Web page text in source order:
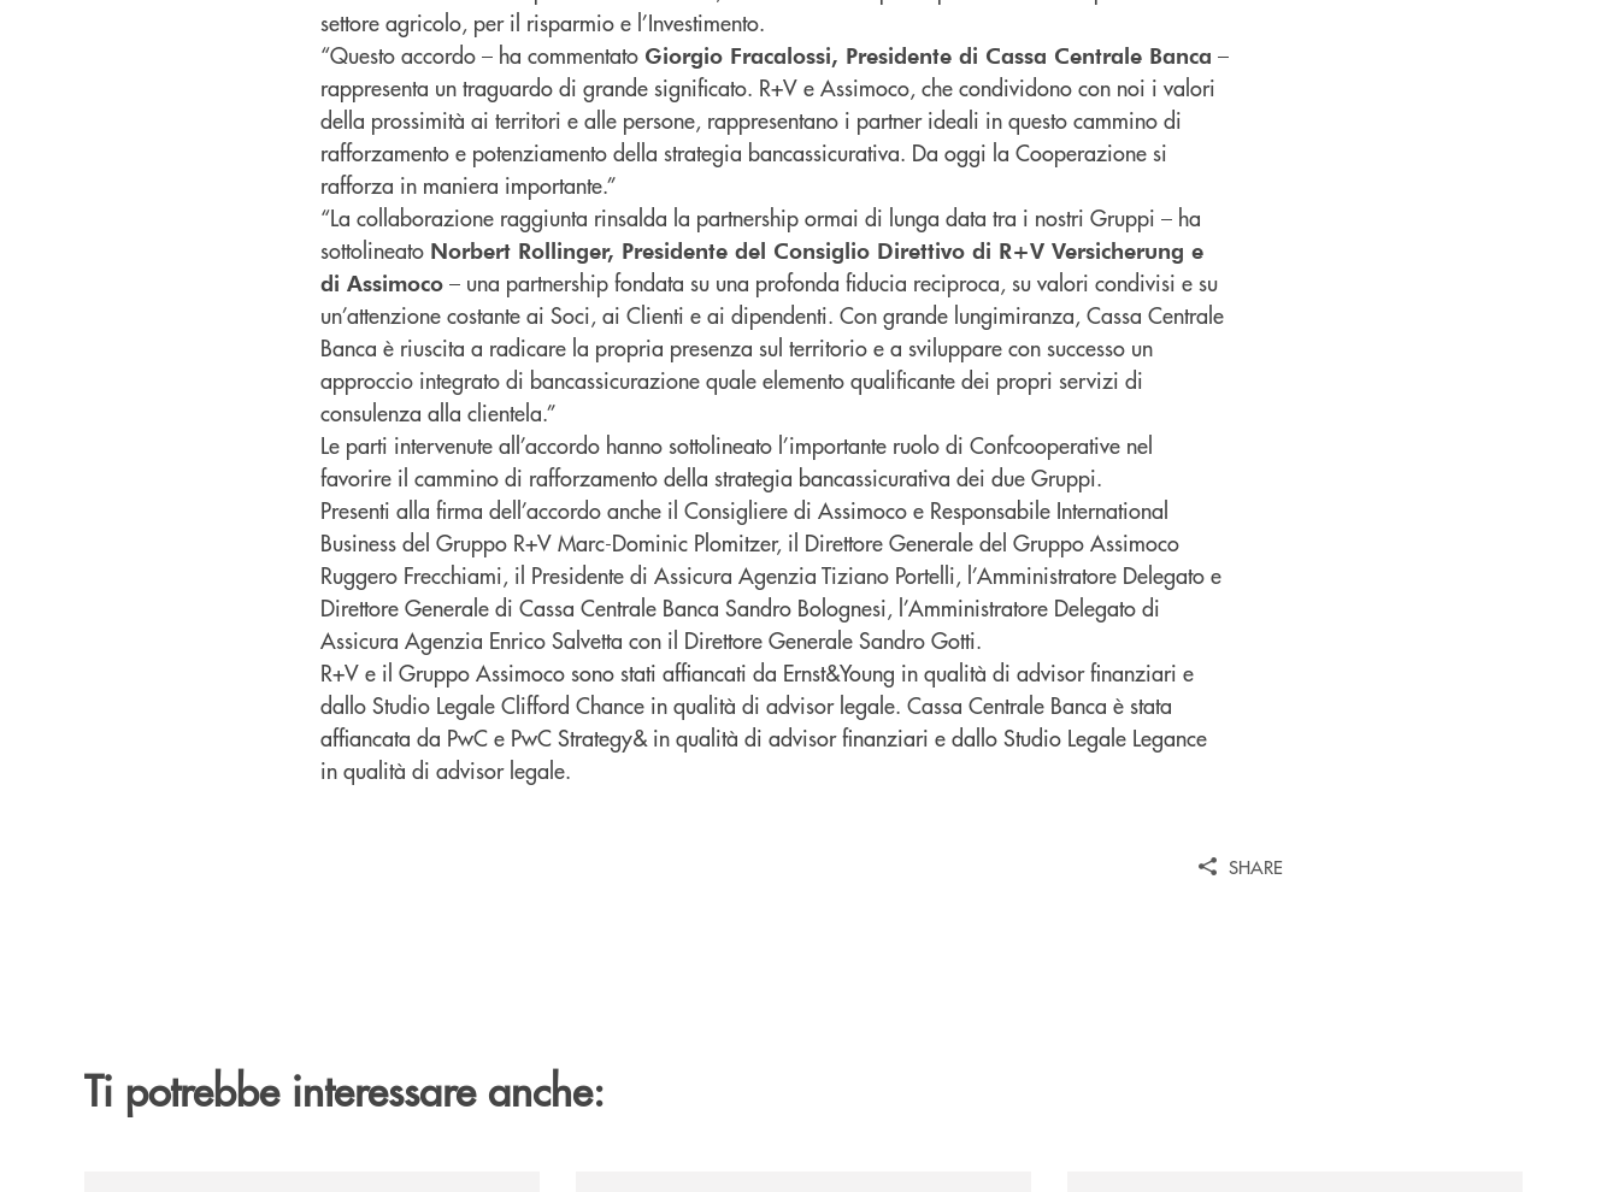
settore agricolo, per il risparmio e l’Investimento.
“Questo accordo – ha commentato Giorgio Fracalossi, Presidente di Cassa Centrale Banca –
rappresenta un traguardo di grande significato. R+V e Assimoco, che condividono con noi i valori
della prossimità ai territori e alle persone, rappresentano i partner ideali in questo cammino di
rafforzamento e potenziamento della strategia bancassicurativa. Da oggi la Cooperazione si
rafforza in maniera importante.”
“La collaborazione raggiunta rinsalda la partnership ormai di lunga data tra i nostri Gruppi – ha
sottolineato Norbert Rollinger, Presidente del Consiglio Direttivo di R+V Versicherung e
di Assimoco – una partnership fondata su una profonda fiducia reciproca, su valori condivisi e su
un’attenzione costante ai Soci, ai Clienti e ai dipendenti. Con grande lungimiranza, Cassa Centrale
Banca è riuscita a radicare la propria presenza sul territorio e a sviluppare con successo un
approccio integrato di bancassicurazione quale elemento qualificante dei propri servizi di
consulenza alla clientela.”
Le parti intervenute all’accordo hanno sottolineato l’importante ruolo di Confcooperative nel
favorire il cammino di rafforzamento della strategia bancassicurativa dei due Gruppi.
Presenti alla firma dell’accordo anche il Consigliere di Assimoco e Responsabile International
Business del Gruppo R+V Marc-Dominic Plomitzer, il Direttore Generale del Gruppo Assimoco
Ruggero Frecchiami, il Presidente di Assicura Agenzia Tiziano Portelli, l’Amministratore Delegato e
Direttore Generale di Cassa Centrale Banca Sandro Bolognesi, l’Amministratore Delegato di
Assicura Agenzia Enrico Salvetta con il Direttore Generale Sandro Gotti.
R+V e il Gruppo Assimoco sono stati affiancati da Ernst&Young in qualità di advisor finanziari e
dallo Studio Legale Clifford Chance in qualità di advisor legale. Cassa Centrale Banca è stata
affiancata da PwC e PwC Strategy& in qualità di advisor finanziari e dallo Studio Legale Legance
in qualità di advisor legale.
SHARE
Ti potrebbe interessare anche: